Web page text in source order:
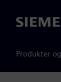
Siemens
Produkter